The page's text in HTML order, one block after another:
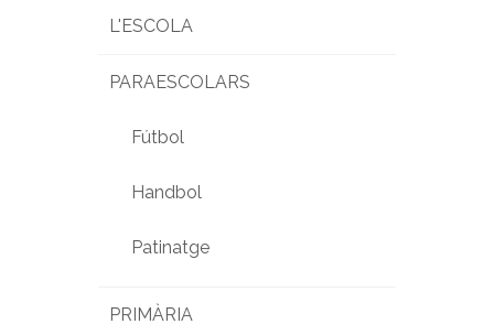
L'ESCOLA
PARAESCOLARS
Fútbol
Handbol
Patinatge
PRIMÀRIA